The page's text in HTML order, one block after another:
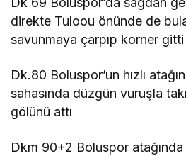
direkte Tuloou önünde de
savunmaya çarpıp korner gitti
Dk.80 Boluspor’un hızlı
sahasında düzgün vuruşla
gölünü attı
Dkm 90+2 Boluspor atağında